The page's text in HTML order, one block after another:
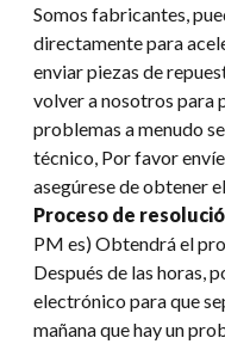
Somos fabricantes,
directamente para
enviar piezas de
volver a nosotros para
problemas a menudo
técnico, Por favor
asegúrese de obtener
Proceso de
PM es) Obtendrá el
Después de las horas,
electrónico para que
mañana que hay un